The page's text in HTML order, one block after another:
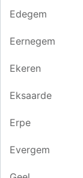
Edegem
Eernegem
Ekeren
Eksaarde
Erpe
Evergem